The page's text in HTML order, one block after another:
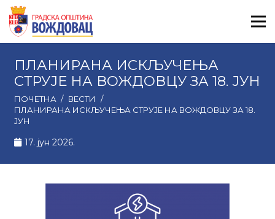
ПЛАНИРАНА ИСКЉУЧЕЊА
СТРУЈЕ НА ВОЖДОВЦУ ЗА 18. ЈУН
ПОЧЕТНА / ВЕСТИ
/
ПЛАНИРАНА ИСКЉУЧЕЊА СТРУЈЕ НА ВОЖДОВЦУ ЗА 18.
ЈУН
17. јун 2026.